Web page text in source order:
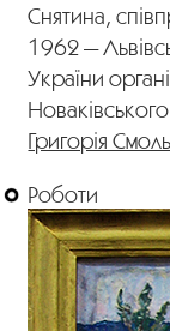
Снятина,
1962 —
України
Григорія
Роботи